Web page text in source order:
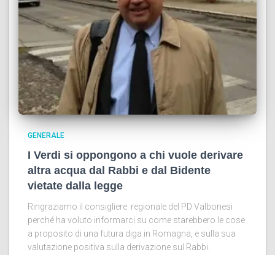
GENERALE
I Verdi si oppongono a chi vuole derivare
altra acqua dal Rabbi e dal Bidente
vietate dalla legge
Ringraziamo il consigliere regionale del PD Valbonesi
perché ha voluto informarci su come starebbero le cose
a proposito di una futura diga in Romagna, e sulla sua
valutazione positiva sulla derivazione sul Rabbi.